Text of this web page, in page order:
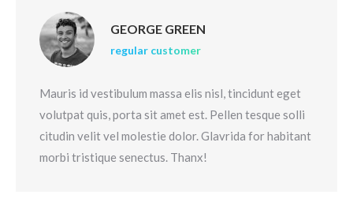
GEORGE GREEN
regular customer
Mauris id vestibulum massa elis nisl, tincidunt eget
volutpat quis, porta sit amet est. Pellen tesque solli
citudin velit vel molestie dolor. Glavrida for habitant
morbi tristique senectus. Thanx!